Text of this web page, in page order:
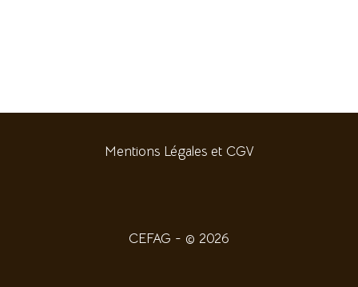
Mentions Légales et CGV
CEFAG - © 2026